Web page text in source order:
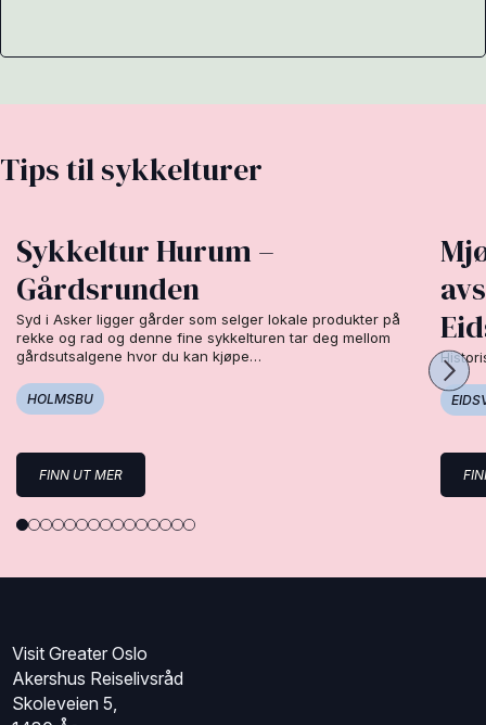
Tips til sykkelturer
Sykkeltur Hurum –
Gårdsrunden
Syd i Asker ligger gårder som selger lokale produkter på
rekke og rad og denne fine sykkelturen tar deg mellom
gårdsutsalgene hvor du kan kjøpe…
HOLMSBU
FINN UT MER
Visit Greater Oslo
Akershus Reiselivsråd
Skoleveien 5,